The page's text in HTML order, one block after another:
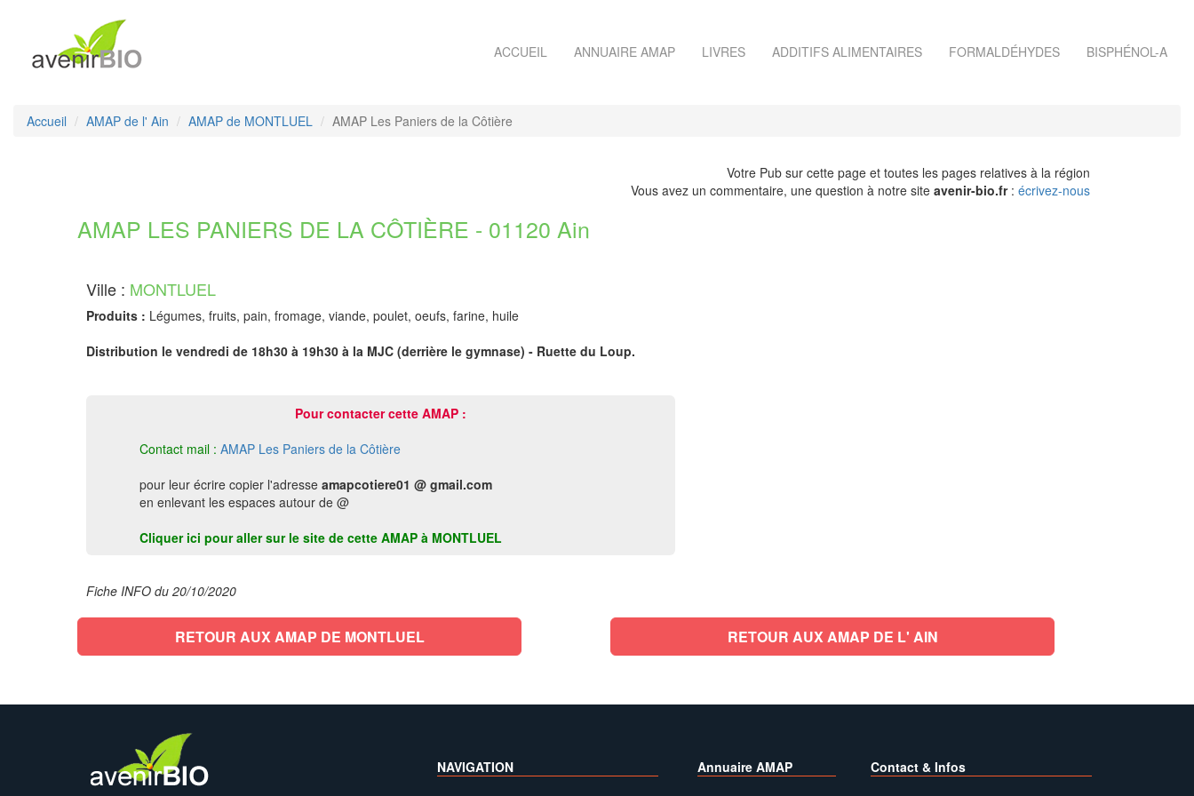
ACCUEIL ANNUAIRE AMAP LIVRES ADDITIFS ALIMENTAIRES FORMALDÉHYDES BISPHÉNOL-A
Accueil AMAP de l' Ain AMAP de MONTLUEL AMAP Les Paniers de la Côtière
Votre Pub sur cette page et toutes les pages relatives à la région
Vous avez un commentaire, une question à notre site avenir-bio.fr: écrivez-nous
AMAP LES PANIERS DE LA CÔTIÈRE - 01120 Ain
Ville : MONTLUEL
Produits : Légumes, fruits, pain, fromage, viande, poulet, oeufs, farine, huile
Distribution le vendredi de 18h30 à 19h30 à la MJC (derrière le gymnase) - Ruette du Loup.
Pour contacter cette AMAP :
Contact mail : AMAP Les Paniers de la Côtière
pour leur écrire copier l'adresse amapcotiere01 @ gmail.com
en enlevant les espaces autour de @
Cliquer ici pour aller sur le site de cette AMAP à MONTLUEL
Fiche INFO du 20/10/2020
RETOUR AUX AMAP DE MONTLUEL RETOUR AUX AMAP DE L' AIN
NAVIGATION Annuaire AMAP Contact & Infos